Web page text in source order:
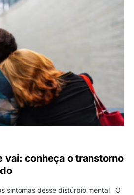
vai: conheça o transtorno
sintomas desse distúrbio mental O